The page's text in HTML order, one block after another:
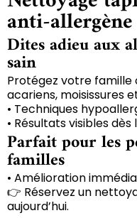
anti-allergène
Dites adieu aux
sain
Protégez votre famille
acariens, moisissures
• Techniques
• Résultats visibles
Parfait pour les
familles
• Amélioration
👉 Réservez un
aujourd’hui.